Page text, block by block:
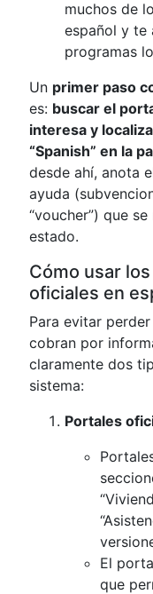
muchos de
español y te
programas
Un primer paso
es: buscar el
interesa y
“Spanish” en la
desde ahí, anota
ayuda
“voucher”) que
estado.
Cómo usar
oficiales en
Para evitar
cobran por
claramente dos
sistema:
Portales
El
que